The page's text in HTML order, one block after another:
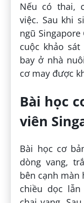
Nếu có thai,
việc. Sau khi
ngũ
cuộc khảo
bay ở nhà
cơ may được
Bài học
viên
Bài học cơ
dòng vang,
bên cạnh màn
chiều dọc